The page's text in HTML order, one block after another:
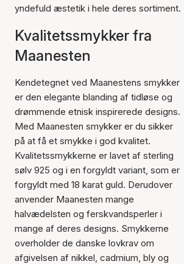
yndefuld æstetik i hele deres sortiment.
Kvalitetssmykker fra
Maanesten
Kendetegnet ved Maanestens smykker
er den elegante blanding af tidløse og
drømmende etnisk inspirerede designs.
Med Maanesten smykker er du sikker
på at få et smykke i god kvalitet.
Kvalitetssmykkerne er lavet af sterling
sølv 925 og i en forgyldt variant, som er
forgyldt med 18 karat guld. Derudover
anvender Maanesten mange
halvædelsten og ferskvandsperler i
mange af deres designs. Smykkerne
overholder de danske lovkrav om
afgivelsen af nikkel, cadmium, bly og